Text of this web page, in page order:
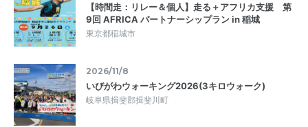
【時間走：リレー＆個人】走る＋アフリカ支援 第
9回 AFRICA パートナーシップラン in 稲城
東京都稲城市
2026/11/8
いびがわウォーキング2026(3キロウォーク)
岐阜県揖斐郡揖斐川町